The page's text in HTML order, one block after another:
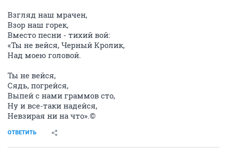
Взгляд наш мрачен,
Взор наш горек,
Вместо песни - тихий вой:
«Ты не вейся, Черный Кролик,
Над моею головой.
Ты не вейся,
Сядь, погрейся,
Выпей с нами граммов сто,
Ну и все-таки надейся,
Невзирая ни на что».©
ОТВЕТИТЬ